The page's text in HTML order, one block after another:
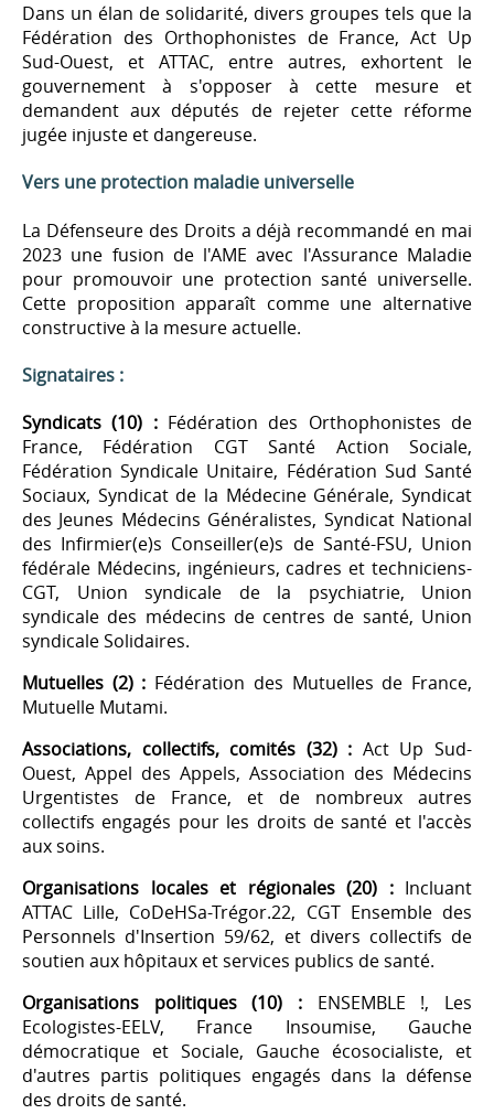
Dans un élan de solidarité, divers groupes tels que la
Fédération des Orthophonistes de France, Act Up
Sud-Ouest, et ATTAC, entre autres, exhortent le
gouvernement à s'opposer à cette mesure et
demandent aux députés de rejeter cette réforme
jugée injuste et dangereuse.
Vers une protection maladie universelle
La Défenseure des Droits a déjà recommandé en mai
2023 une fusion de l'AME avec l'Assurance Maladie
pour promouvoir une protection santé universelle.
Cette proposition apparaît comme une alternative
constructive à la mesure actuelle.
Signataires :
Syndicats (10) :Fédération des Orthophonistes de
France, Fédération CGT Santé Action Sociale,
Fédération Syndicale Unitaire, Fédération Sud Santé
Sociaux, Syndicat de la Médecine Générale, Syndicat
des Jeunes Médecins Généralistes, Syndicat National
des Infirmier(e)s Conseiller(e)s de Santé-FSU, Union
fédérale Médecins, ingénieurs, cadres et techniciens-
CGT, Union syndicale de la psychiatrie, Union
syndicale des médecins de centres de santé, Union
syndicale Solidaires.
Mutuelles (2) : Fédération des Mutuelles de France,
Mutuelle Mutami.
Associations, collectifs, comités (32) : Act Up Sud-
Ouest, Appel des Appels, Association des Médecins
Urgentistes de France, et de nombreux autres
collectifs engagés pour les droits de santé et l'accès
aux soins.
Organisations locales et régionales (20) :Incluant
ATTAC Lille, CoDeHSa-Trégor.22, CGT Ensemble des
Personnels d'Insertion 59/62, et divers collectifs de
soutien aux hôpitaux et services publics de santé.
Organisations politiques (10) : ENSEMBLE !, Les
Ecologistes-EELV, France Insoumise, Gauche
démocratique et Sociale, Gauche écosocialiste, et
d'autres partis politiques engagés dans la défense
des droits de santé.